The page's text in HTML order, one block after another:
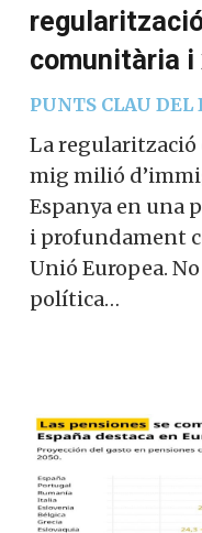
comunitària i
PUNTS CLAU DEL
La regularització
mig milió
Espanya en una
i profundament
Unió Europea.
política…